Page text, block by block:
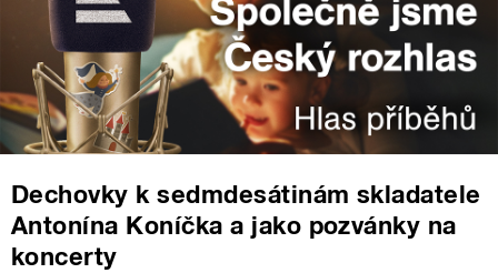
Dechovky k sedmdesátinám skladatele
Antonína Koníčka a jako pozvánky na
koncerty